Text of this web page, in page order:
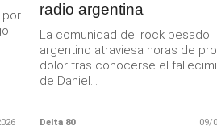
por
radio argentina
La comunidad del rock pesado
argentino atraviesa horas de
dolor tras conocerse el
de Daniel...
Delta 80 09/